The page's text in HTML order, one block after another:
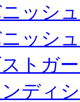
ッシ
ッシ
トガ
ディ